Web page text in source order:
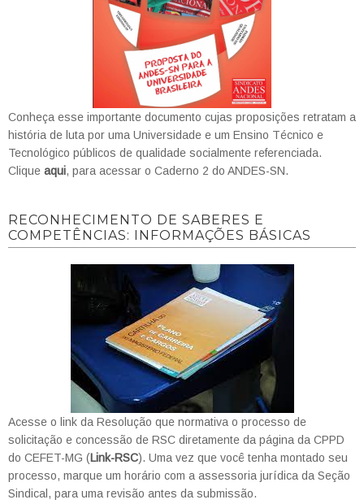
Conheça esse importante documento cujas proposições retratam a
história de luta por uma Universidade e um Ensino Técnico e
Tecnológico públicos de qualidade socialmente referenciada.
Clique aqui, para acessar o Caderno 2 do ANDES-SN.
RECONHECIMENTO DE SABERES E
COMPETÊNCIAS: INFORMAÇÕES BÁSICAS
Acesse o link da Resolução que normativa o processo de
solicitação e concessão de RSC diretamente da página da CPPD
do CEFET-MG (Link-RSC). Uma vez que você tenha montado seu
processo, marque um horário com a assessoria jurídica da Seção
Sindical, para uma revisão antes da submissão.